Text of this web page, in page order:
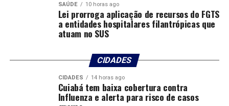
O pedido de reajuste apresentado pela Águas Cuiabá
está vinculado à primeira revisão ordinária do contrato
de concessão e a mecanismos de recomposição
foi iniciado em 2022, antes da criação da autarquia, e que
sua participação ocorre apenas por sucessão legal da
SAÚDE 10 horas ago
Lei prorroga aplicação de recursos do FGTS
a entidades hospitalares filantrópicas que
atuam no SUS
CIDADES
CIDADES 14 horas ago
Cuiabá tem baixa cobertura contra
Influenza e alerta para risco de casos